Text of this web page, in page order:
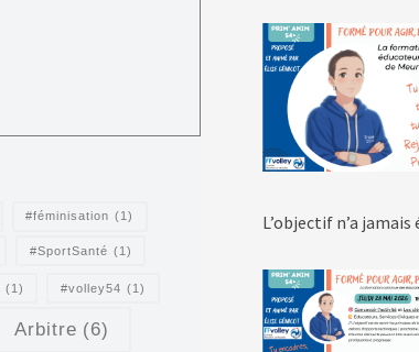
#féminisation (1)
#SportSanté (1)
(1) #volley54 (1)
Arbitre (6)
L’objectif n’a